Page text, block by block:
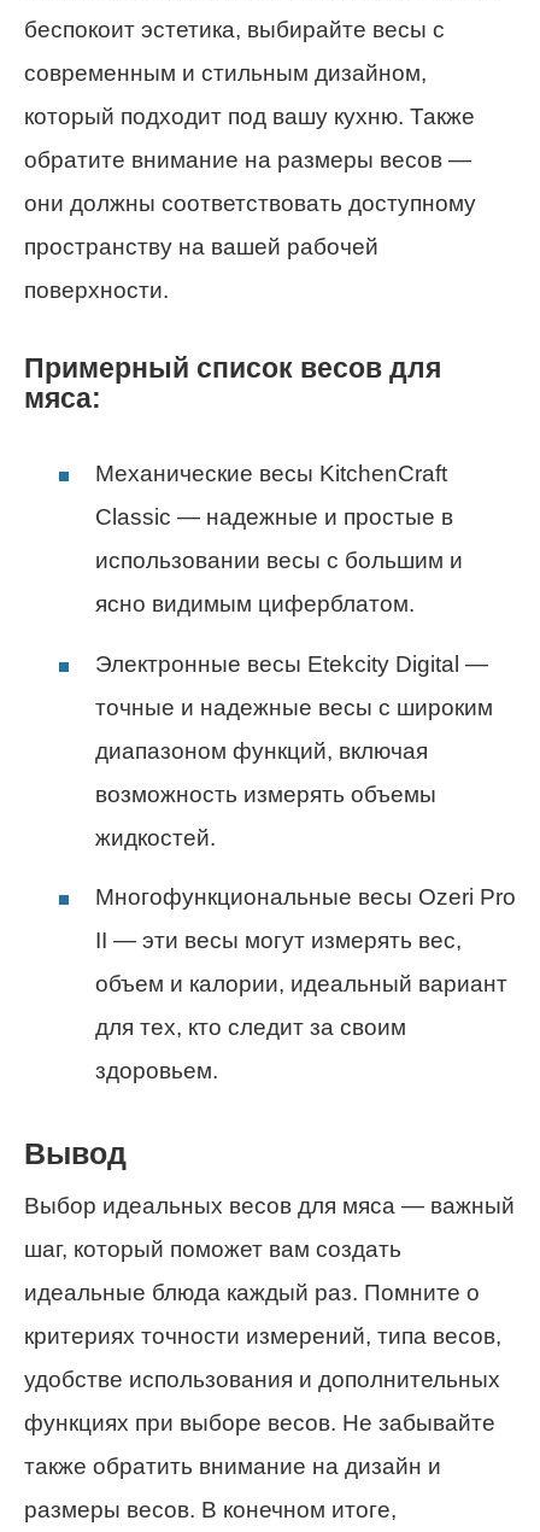
беспокоит эстетика, выбирайте весы с
современным и стильным дизайном,
который подходит под вашу кухню. Также
обратите внимание на размеры весов —
они должны соответствовать доступному
пространству на вашей рабочей
поверхности.
Примерный список весов для
мяса:
Механические весы KitchenCraft
Classic — надежные и простые в
использовании весы с большим и
ясно видимым циферблатом.
Электронные весы Etekcity Digital —
точные и надежные весы с широким
диапазоном функций, включая
возможность измерять объемы
жидкостей.
Многофункциональные весы Ozeri Pro
II — эти весы могут измерять вес,
объем и калории, идеальный вариант
для тех, кто следит за своим
здоровьем.
Вывод
Выбор идеальных весов для мяса — важный
шаг, который поможет вам создать
идеальные блюда каждый раз. Помните о
критериях точности измерений, типа весов,
удобстве использования и дополнительных
функциях при выборе весов. Не забывайте
также обратить внимание на дизайн и
размеры весов. В конечном итоге,